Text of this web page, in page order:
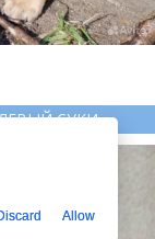
СУКИ
Allow